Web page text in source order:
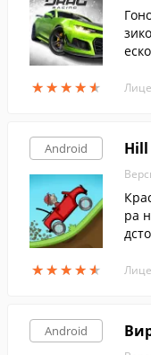
★★★★★
★★★★★
Android
★★★★★
★★★★★
Hill
ра
Android